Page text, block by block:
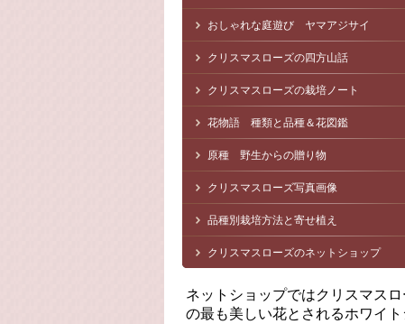
おしゃれな庭遊び ヤマアジサイ
クリスマスローズの四方山話
クリスマスローズの栽培ノート
花物語 種類と品種＆花図鑑
原種 野生からの贈り物
クリスマスローズ写真画像
品種別栽培方法と寄せ植え
クリスマスローズのネットショップ
ネットショップではクリスマス
の最も美しい花とされるホワイト